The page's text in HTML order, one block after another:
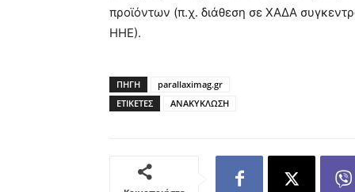
προϊόντων (π.χ. διάθεση σε ΧΑΔΑ
ΗΗΕ).
ΠΗΓΗ
parallaximag.gr
ΕΤΙΚΕΤΕΣ
ΑΝΑΚΥΚΛΩΣΗ